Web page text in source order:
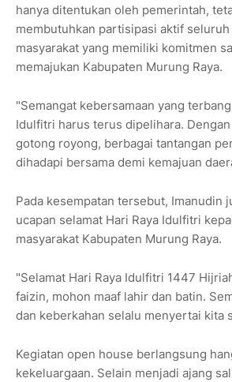
hanya ditentukan oleh pemerintah,
membutuhkan partisipasi aktif seluruh
masyarakat yang memiliki komitmen
memajukan Kabupaten Murung Raya.
"Semangat kebersamaan yang
Idulfitri harus terus dipelihara.
gotong royong, berbagai tantangan
dihadapi bersama demi kemajuan
Pada kesempatan tersebut, Imanudin
ucapan selamat Hari Raya Idulfitri
masyarakat Kabupaten Murung Raya.
"Selamat Hari Raya Idulfitri 1447
faizin, mohon maaf lahir dan batin.
dan keberkahan selalu menyertai kita
Kegiatan open house berlangsung
kekeluargaan. Selain menjadi ajang